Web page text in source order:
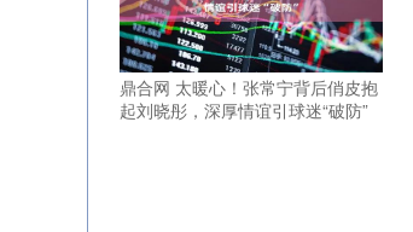
鼎合网 太暖心！张常宁背后俏皮抱
起刘晓彤，深厚情谊引球迷“破防”